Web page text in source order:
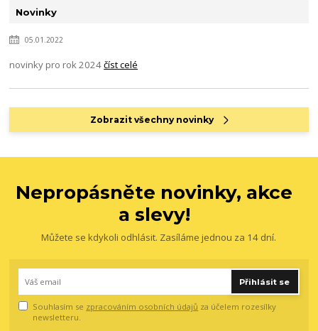
Novinky
05.01.2022
novinky pro rok 2024číst celé
Zobrazit všechny novinky
Nepropásněte novinky, akce
a slevy!
Můžete se kdykoli odhlásit. Zasíláme jednou za 14 dní.
Přihlásit se
Souhlasím se zpracováním osobních údajů za účelem rozesílky
newsletteru.